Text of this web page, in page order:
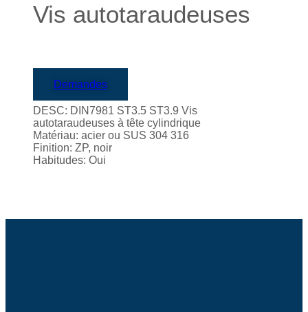
Vis autotaraudeuses
Demandes
DESC: DIN7981 ST3.5 ST3.9 Vis
autotaraudeuses à tête cylindrique
Matériau: acier ou SUS 304 316
Finition: ZP, noir
Habitudes: Oui